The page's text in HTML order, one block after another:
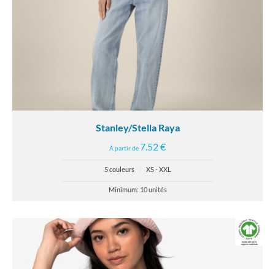
Stanley/Stella Raya
À partir de7.52 €
5 couleurs XS - XXL
Minimum: 10 unités